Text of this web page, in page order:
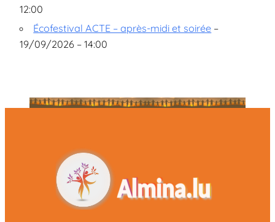
12:00
Écofestival ACTE – après-midi et soirée –
19/09/2026 – 14:00